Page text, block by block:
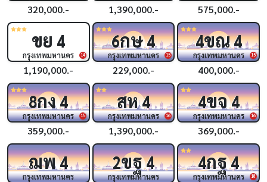
320,000.- 1,390,000.- 575,000.-
14
ขย 4
กรุงเทพมหานคร
1,190,000.-
15
6กษ4
กรุงเทพมหานคร
229,000.-
15
4ขณ4
กรุงเทพมหานคร
400,000.-
15
8กง4
กรุงเทพมหานคร
359,000.-
16
สห4
กรุงเทพมหานคร
1,390,000.-
16
4ขจ4
กรุงเทพมหานคร
369,000.-
ฌพ4
กรุงเทพมหานคร
2ขฐ4
กรุงเทพมหานคร 18
4กฐ4
กรุงเทพมหานคร